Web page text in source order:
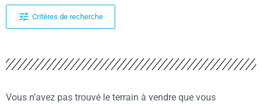
Critères de recherche
Vous n’avez pas trouvé le terrain à vendre que vous